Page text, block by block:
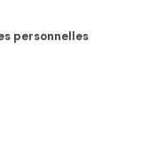
personnelles